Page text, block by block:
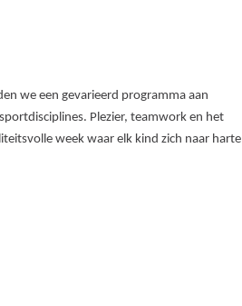
we een gevarieerd programma aan
Plezier, teamwork en het
week waar elk kind zich naar harte